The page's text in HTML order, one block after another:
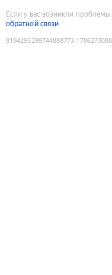
Если у вас возникли
обратной связи
9194293299744888773:1786273088